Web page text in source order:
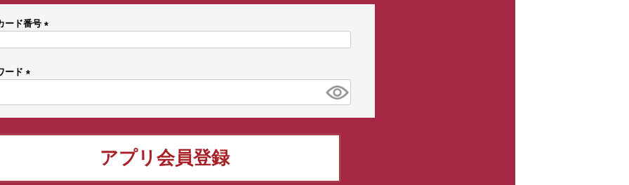
ード番号
)
ード
必
須
アプリ会員登録